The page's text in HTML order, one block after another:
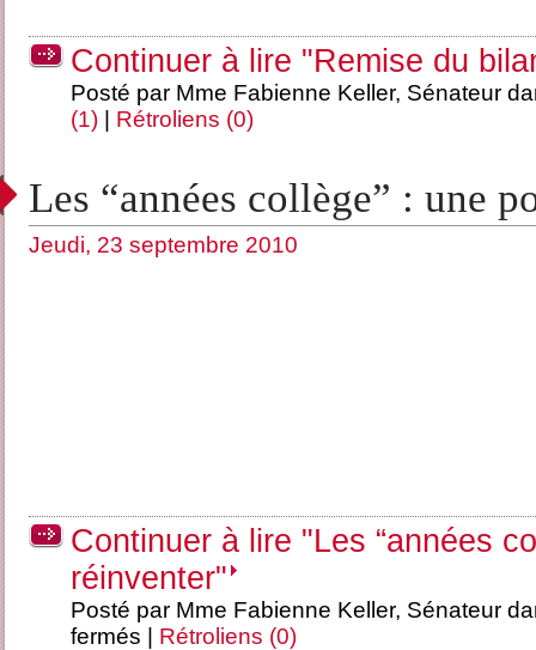
Continuer à lire "Remise du
Posté par Mme Fabienne Keller, Sénateur
(1)
Rétroliens (0)
Les “années collège” : une
Jeudi, 23 septembre 2010
Continuer à lire "Les “années
réinventer"
Posté par Mme Fabienne Keller, Sénateur
fermés
Rétroliens (0)